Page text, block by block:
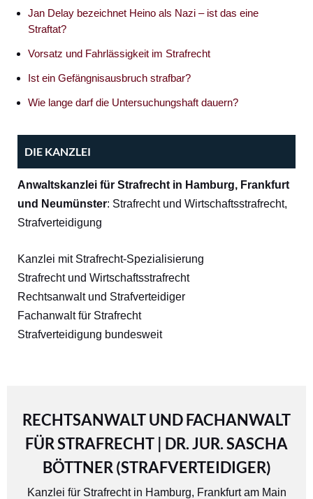
Jan Delay bezeichnet Heino als Nazi – ist das eine
Straftat?
Vorsatz und Fahrlässigkeit im Strafrecht
Ist ein Gefängnisausbruch strafbar?
Wie lange darf die Untersuchungshaft dauern?
DIE KANZLEI
Anwaltskanzlei für Strafrecht in Hamburg, Frankfurt
und Neumünster: Strafrecht und Wirtschaftsstrafrecht,
Strafverteidigung
Kanzlei mit Strafrecht-Spezialisierung
Strafrecht und Wirtschaftsstrafrecht
Rechtsanwalt und Strafverteidiger
Fachanwalt für Strafrecht
Strafverteidigung bundesweit
RECHTSANWALT UND FACHANWALT
FÜR STRAFRECHT | DR. JUR. SASCHA
BÖTTNER (STRAFVERTEIDIGER)
Kanzlei für Strafrecht in Hamburg, Frankfurt am Main